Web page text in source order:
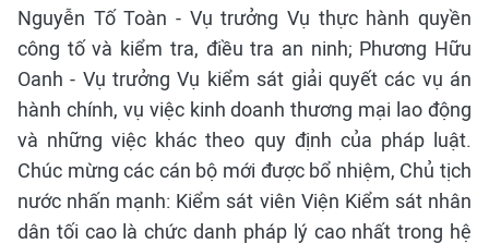
Nguyễn Tố Toàn - Vụ trưởng Vụ thực hành quyền
công tố và kiểm tra, điều tra an ninh; Phương Hữu
Oanh - Vụ trưởng Vụ kiểm sát giải quyết các vụ án
hành chính, vụ việc kinh doanh thương mại lao động
và những việc khác theo quy định của pháp luật.
Chúc mừng các cán bộ mới được bổ nhiệm, Chủ tịch
nước nhấn mạnh: Kiểm sát viên Viện Kiểm sát nhân
dân tối cao là chức danh pháp lý cao nhất trong hệ